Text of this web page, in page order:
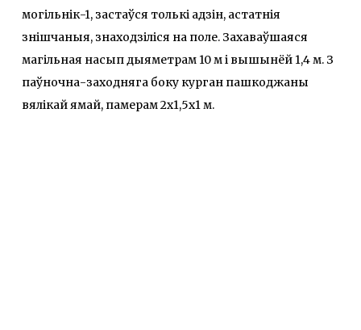
могільнік-1, застаўся толькі адзін, астатнія
знішчаныя, знаходзіліся на поле. Захаваўшаяся
магільная насып дыяметрам 10 м і вышынёй 1,4 м. З
паўночна-заходняга боку курган пашкоджаны
вялікай ямай, памерам 2х1,5х1 м.